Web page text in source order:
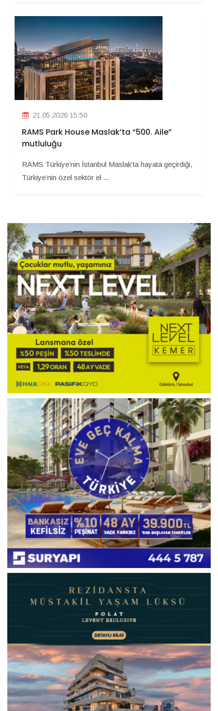
21.05.2026 15:50
RAMS Park House Maslak’ta “500. Aile”
mutluluğu
RAMS Türkiye’nin İstanbul Maslak’ta hayata geçirdiği,
Türkiye’nin özel sektör el ...